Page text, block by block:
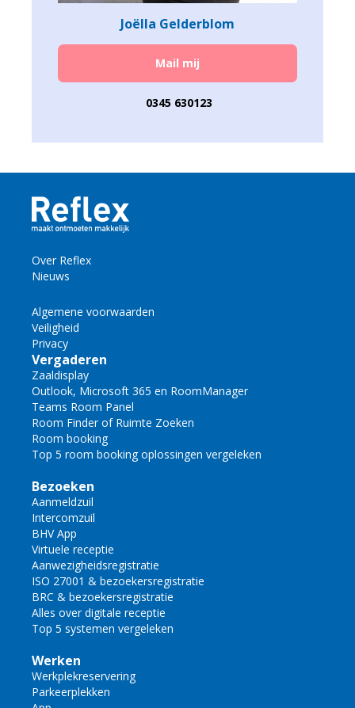
Joëlla Gelderblom
Mail mij
0345 630123
Over Reflex
Nieuws
Algemene voorwaarden
Veiligheid
Privacy
Vergaderen
Zaaldisplay
Outlook, Microsoft 365 en RoomManager
Teams Room Panel
Room Finder of Ruimte Zoeken
Room booking
Top 5 room booking oplossingen vergeleken
Bezoeken
Aanmeldzuil
Intercomzuil
BHV App
Virtuele receptie
Aanwezigheidsregistratie
ISO 27001 & bezoekersregistratie
BRC & bezoekersregistratie
Alles over digitale receptie
Top 5 systemen vergeleken
Werken
Werkplekreservering
Parkeerplekken